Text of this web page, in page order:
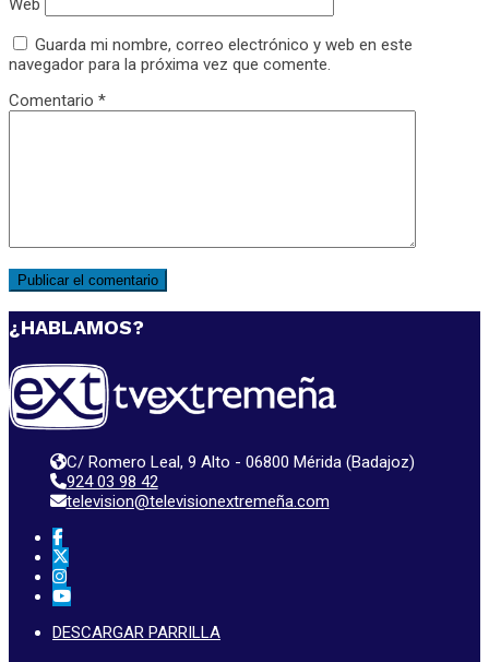
Web
Guarda mi nombre, correo electrónico y web en este
navegador para la próxima vez que comente.
Comentario *
¿HABLAMOS?
C/ Romero Leal, 9 Alto - 06800 Mérida (Badajoz)
924 03 98 42
television@televisionextremeña.com
DESCARGAR PARRILLA